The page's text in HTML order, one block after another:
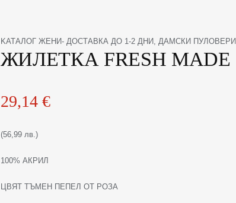
KАТАЛОГ ЖЕНИ- ДОСТАВКА ДО 1-2 ДНИ, ДАМСКИ ПУЛОВЕРИ
ЖИЛЕТКА FRESH MADE
29,14 €
(56,99 лв.)
100% АКРИЛ
ЦВЯТ ТЪМЕН ПЕПЕЛ ОТ РОЗА
количество
за
ЖИЛЕТКА